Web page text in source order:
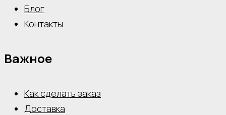
Блог
Контакты
Важное
Как сделать заказ
Доставка